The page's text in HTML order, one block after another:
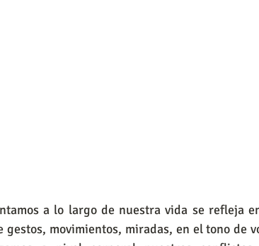
a lo largo de nuestra vida se refleja
gestos, movimientos, miradas, en el tono de